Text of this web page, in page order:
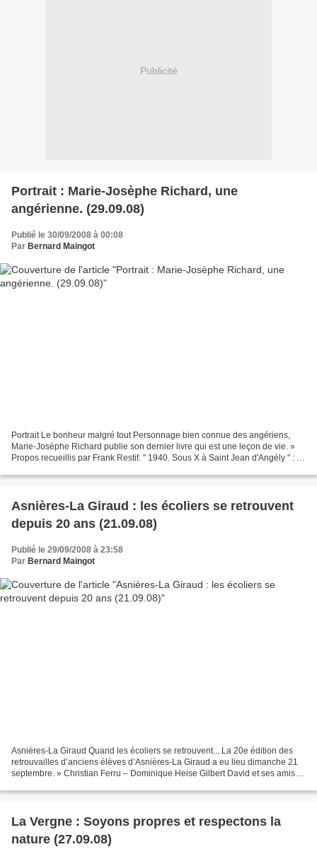
Publicité
Portrait : Marie-Josèphe Richard, une
angérienne. (29.09.08)
Publié le 30/09/2008 à 00:08
Par Bernard Maingot
Portrait Le bonheur malgré tout Personnage bien connue des angériens,
Marie-Josèphe Richard publie son dernier livre qui est une leçon de vie. »
Propos recueillis par Frank Restif. " 1940. Sous X à Saint Jean d'Angély " : le
Asnières-La Giraud : les écoliers se retrouvent
depuis 20 ans (21.09.08)
Publié le 29/09/2008 à 23:58
Par Bernard Maingot
Asnières-La Giraud Quand les écoliers se retrouvent... La 20e édition des
retrouvailles d’anciens élèves d’Asnières-La Giraud a eu lieu dimanche 21
septembre. » Christian Ferru – Dominique Heise Gilbert David et ses amis
La Vergne : Soyons propres et respectons la
nature (27.09.08)